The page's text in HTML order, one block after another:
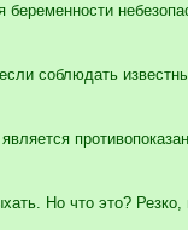
соблюдать
Но что это?